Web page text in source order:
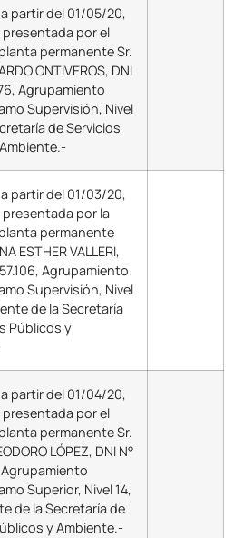
a partir del 01/05/20,
presentada por el
permanente Sr.
ONTIVEROS, DNI
Agrupamiento
Supervisión, Nivel
de Servicios
a partir del 01/03/20,
presentada por la
permanente
ESTHER VALLERI,
Agrupamiento
Supervisión, Nivel
de la Secretaría
Públicos y
a partir del 01/04/20,
presentada por el
permanente Sr.
LÓPEZ, DNI N°
Agrupamiento
Superior, Nivel 14,
de la Secretaría de
y Ambiente.-